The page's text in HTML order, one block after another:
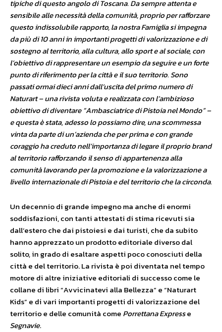
tipiche di questo angolo di Toscana. Da sempre attenta e
sensibile alle necessità della comunità, proprio per rafforzare
questo indissolubile rapporto, la nostra Famiglia si impegna
da più di 10 anni in importanti progetti di valorizzazione e di
sostegno al territorio, alla cultura, allo sport e al sociale, con
l’obiettivo di rappresentare un esempio da seguire e un forte
punto di riferimento per la città e il suo territorio.Sono
passati ormai dieci anni dall’uscita del primo numero di
Naturart – una rivista voluta e realizzata con l’ambizioso
obiettivo di diventare “Ambasciatrice di Pistoia nel Mondo” –
e questaè stata, adesso lo possiamo dire, una scommessa
vinta da parte di un’azienda che per prima e con grande
coraggio ha creduto nell’importanza di legare il proprio brand
al territorio rafforzando il senso di appartenenza alla
comunità lavorando per la promozione e la valorizzazione a
livello internazionale di Pistoia e del territorio che la circonda.
Un decennio di grande impegno ma anche di enormi
soddisfazioni, con tanti attestati di stima ricevuti sia
dall’estero che dai pistoiesi e dai turisti, che da subito
hanno apprezzato un prodotto editoriale diverso dal
solito, in grado di esaltare aspetti poco conosciuti della
città e del territorio. La rivista è poi diventata nel tempo
motore di altre iniziative editoriali di successo come le
collane di libri “Avvicinatevi alla Bellezza” e “Naturart
Kids” e di vari importanti progetti di valorizzazione del
territorio e delle comunità come Porrettana Expresse
Segnavie.